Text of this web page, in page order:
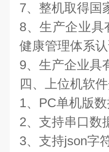
7、整机取得国
8、生产企业具
健康管理体系
9、生产企业具
四、上位机软
1、PC单机版
2、支持串口数
3、支持json字